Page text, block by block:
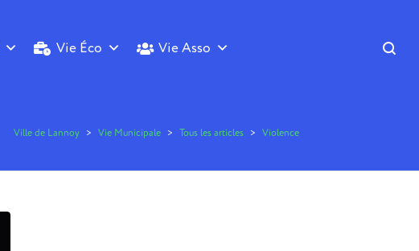
Vie Éco Vie Asso
Ville de Lannoy > Vie Municipale > Tous les articles > Violence